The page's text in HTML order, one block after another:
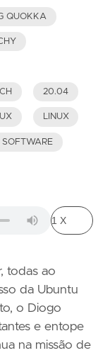
QUOKKA
20.04
LINUX
SOFTWARE
todas ao
da Ubuntu
o Diogo
e entope
na missão de